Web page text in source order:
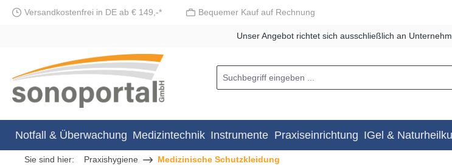
Zur Hauptnavigation springen
Versandkostenfrei in DE ab € 149,-* Bequemer Kauf auf Rechnung
Unser Angebot richtet sich ausschließlich an
Notfall & Überwachung Medizintechnik Instrumente Praxiseinrichtung IGel &
Sie sind hier: Praxishygiene Medizinische Schutzkleidung